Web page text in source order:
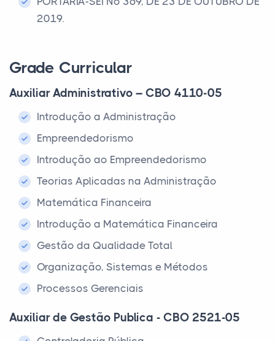
2019.
Grade Curricular
Auxiliar Administrativo – CBO 4110-05
Introdução a Administração
Empreendedorismo
Introdução ao Empreendedorismo
Teorias Aplicadas na Administração
Matemática Financeira
Introdução a Matemática Financeira
Gestão da Qualidade Total
Organização, Sistemas e Métodos
Processos Gerenciais
Auxiliar de Gestão Publica - CBO 2521-05